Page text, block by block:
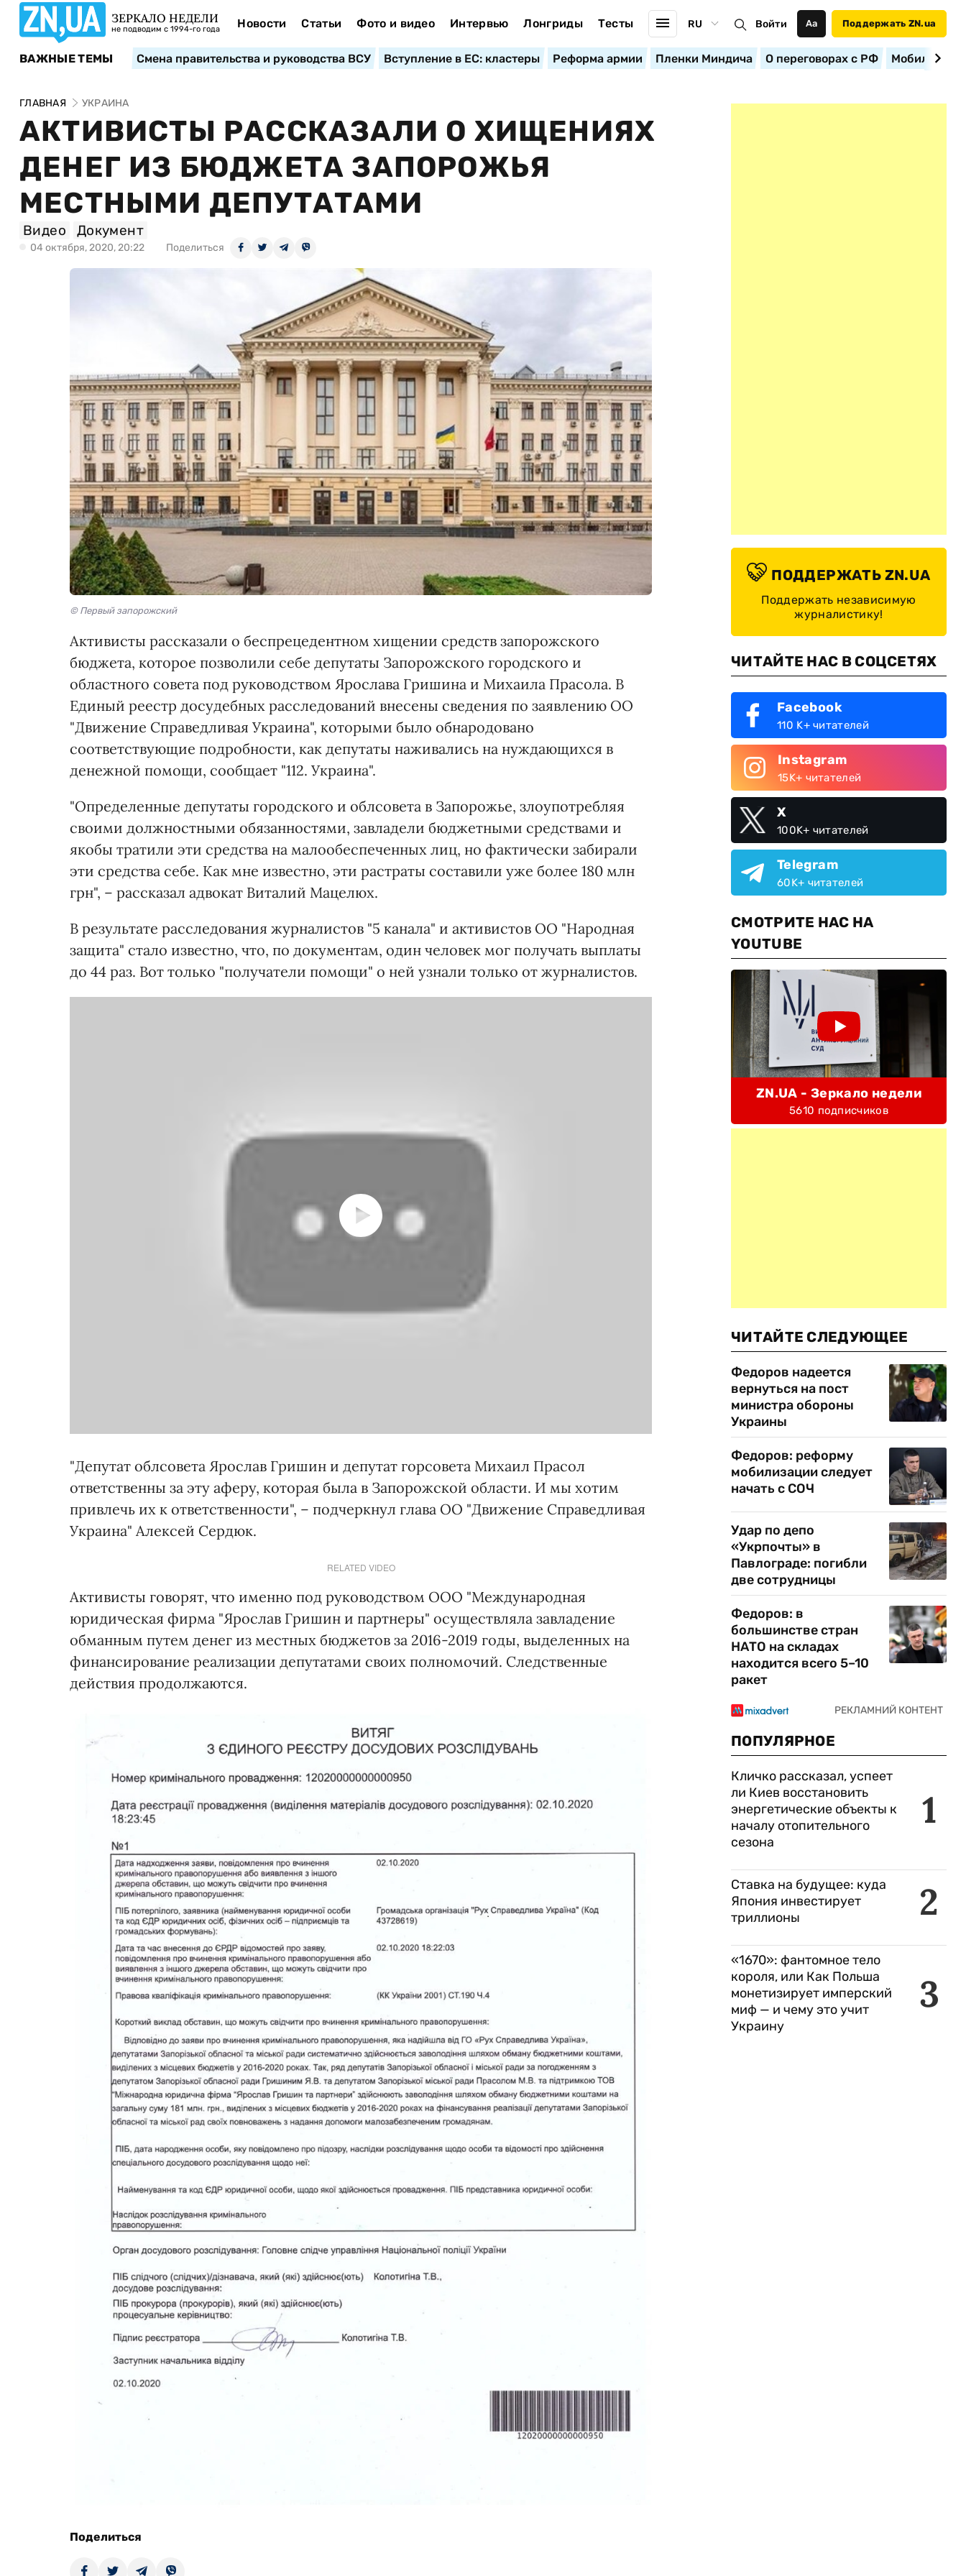
ЗЕРКАЛО НЕДЕЛИ
не подводим с 1994-го года Новости Статьи Фото и видео Интервью Лонгриды Тесты RU Войти Аа Поддержать ZN.ua
ВАЖНЫЕ ТЕМЫ Смена правительства и руководства ВСУ Вступление в ЕС: кластеры Реформа армии Пленки Миндича О переговорах с РФ
ГЛАВНАЯ УКРАИНА
АКТИВИСТЫ РАССКАЗАЛИ О ХИЩЕНИЯХ
ДЕНЕГ ИЗ БЮДЖЕТА ЗАПОРОЖЬЯ
МЕСТНЫМИ ДЕПУТАТАМИ
Видео Документ
04 октября, 2020, 20:22 Поделиться
© Первый запорожский
Активисты рассказали о беспрецедентном хищении средств запорожского
бюджета, которое позволили себе депутаты Запорожского городского и
областного совета под руководством Ярослава Гришина и Михаила Прасола. В
Единый реестр досудебных расследований внесены сведения по заявлению ОО
"Движение Справедливая Украина", которыми было обнародовано
соответствующие подробности, как депутаты наживались на нуждающихся в
денежной помощи, сообщает "112. Украина".
"Определенные депутаты городского и облсовета в Запорожье, злоупотребляя
своими должностными обязанностями, завладели бюджетными средствами и
якобы тратили эти средства на малообеспеченных лиц, но фактически забирали
эти средства себе. Как мне известно, эти растраты составили уже более 180 млн
грн", – рассказал адвокат Виталий Мацелюх.
В результате расследования журналистов "5 канала" и активистов ОО "Народная
защита" стало известно, что, по документам, один человек мог получать выплаты
до 44 раз. Вот только "получатели помощи" о ней узнали только от журналистов.
"Депутат облсовета Ярослав Гришин и депутат горсовета Михаил Прасол
ответственны за эту аферу, которая была в Запорожской области. И мы хотим
привлечь их к ответственности", – подчеркнул глава ОО "Движение Справедливая
Украина" Алексей Сердюк.
RELATED VIDEO
Активисты говорят, что именно под руководством ООО "Международная
юридическая фирма "Ярослав Гришин и партнеры" осуществляла завладение
обманным путем денег из местных бюджетов за 2016-2019 годы, выделенных на
финансирование реализации депутатами своих полномочий. Следственные
действия продолжаются.
Поделиться
ПОДДЕРЖАТЬ ZN.UA
Поддержать независимую
журналистику!
ЧИТАЙТЕ НАС В СОЦСЕТЯХ
Facebook
110 K+ читателей
Instagram
15K+ читателей
X
100K+ читателей
Telegram
60K+ читателей
СМОТРИТЕ НАС НА
YOUTUBE
ZN.UA - Зеркало недели
5610 подписчиков
ЧИТАЙТЕ СЛЕДУЮЩЕЕ
Федоров надеется
вернуться на пост
министра обороны
Украины
Федоров: реформу
мобилизации следует
начать с СОЧ
Удар по депо
«Укрпочты» в
Павлограде: погибли
две сотрудницы
Федоров: в
большинстве стран
НАТО на складах
находится всего 5–10
ракет
ПОПУЛЯРНОЕ
1
Кличко рассказал, успеет
ли Киев восстановить
энергетические объекты к
началу отопительного
сезона
2
Ставка на будущее: куда
Япония инвестирует
триллионы
3
«1670»: фантомное тело
короля, или Как Польша
монетизирует имперский
миф — и чему это учит
Украину